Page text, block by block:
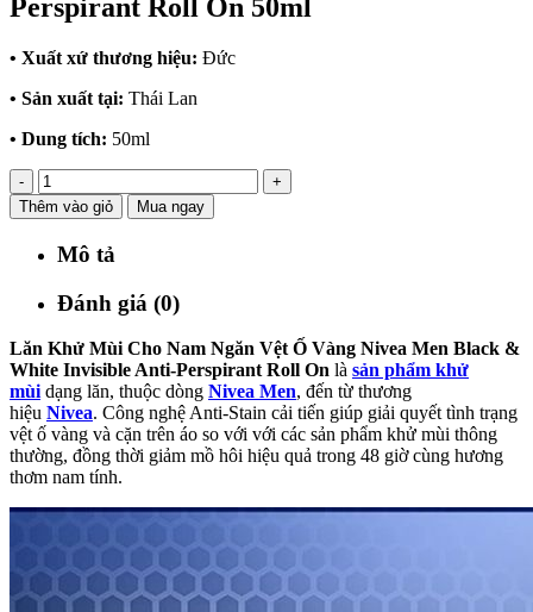
Perspirant Roll On 50ml
• Xuất xứ thương hiệu: Đức
• Sản xuất tại: Thái Lan
• Dung tích: 50ml
-
+
Thêm vào giỏ
Mua ngay
Mô tả
Đánh giá (0)
Lăn Khử Mùi Cho Nam Ngăn Vệt Ố Vàng Nivea Men Black &
White Invisible Anti-Perspirant Roll On là sản phẩm khử
mùi dạng lăn, thuộc dòng Nivea Men, đến từ thương
hiệu Nivea. Công nghệ Anti-Stain cải tiến giúp giải quyết tình trạng
vệt ố vàng và cặn trên áo so với với các sản phẩm khử mùi thông
thường, đồng thời giảm mồ hôi hiệu quả trong 48 giờ cùng hương
thơm nam tính.